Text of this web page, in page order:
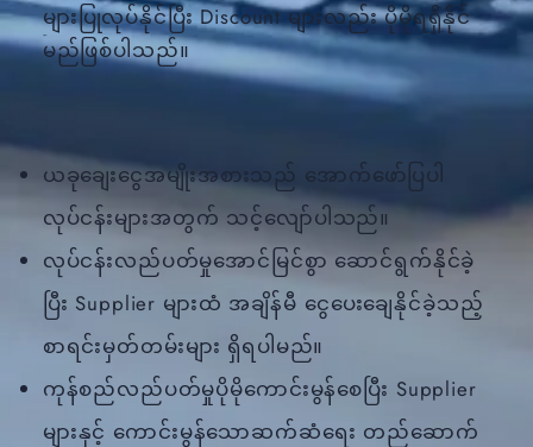
များပြုလုပ်နိုင်ပြီး Discount များလည်း ပိုမိုရရှိနိုင်
မည်ဖြစ်ပါသည်။
ယခုချေးငွေအမျိုးအစားသည် အောက်ဖော်ပြပါ
လုပ်ငန်းများအတွက် သင့်လျော်ပါသည်။
လုပ်ငန်းလည်ပတ်မှုအောင်မြင်စွာ ဆောင်ရွက်နိုင်ခဲ့
ပြီး Supplier များထံ အချိန်မီ ငွေပေးချေနိုင်ခဲ့သည့်
စာရင်းမှတ်တမ်းများ ရှိရပါမည်။
ကုန်စည်လည်ပတ်မှုပိုမိုကောင်းမွန်စေပြီး Supplier
များနှင့် ကောင်းမွန်သောဆက်ဆံရေး တည်ဆောက်